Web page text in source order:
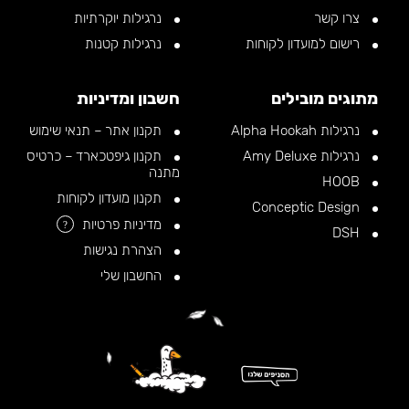
צרו קשר
רישום למועדון לקוחות
נרגילות יוקרתיות
נרגילות קטנות
מתוגים מובילים
נרגילות Alpha Hookah
נרגילות Amy Deluxe
חשבון ומדיניות
תקנון אתר – תנאי שימוש
תקנון גיפטכארד – כרטיס
מתנה
תקנון מועדון לקוחות
מדיניות פרטיות
?
הצהרת נגישות
החשבון שלי